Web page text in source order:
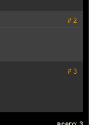
# 2
# 3